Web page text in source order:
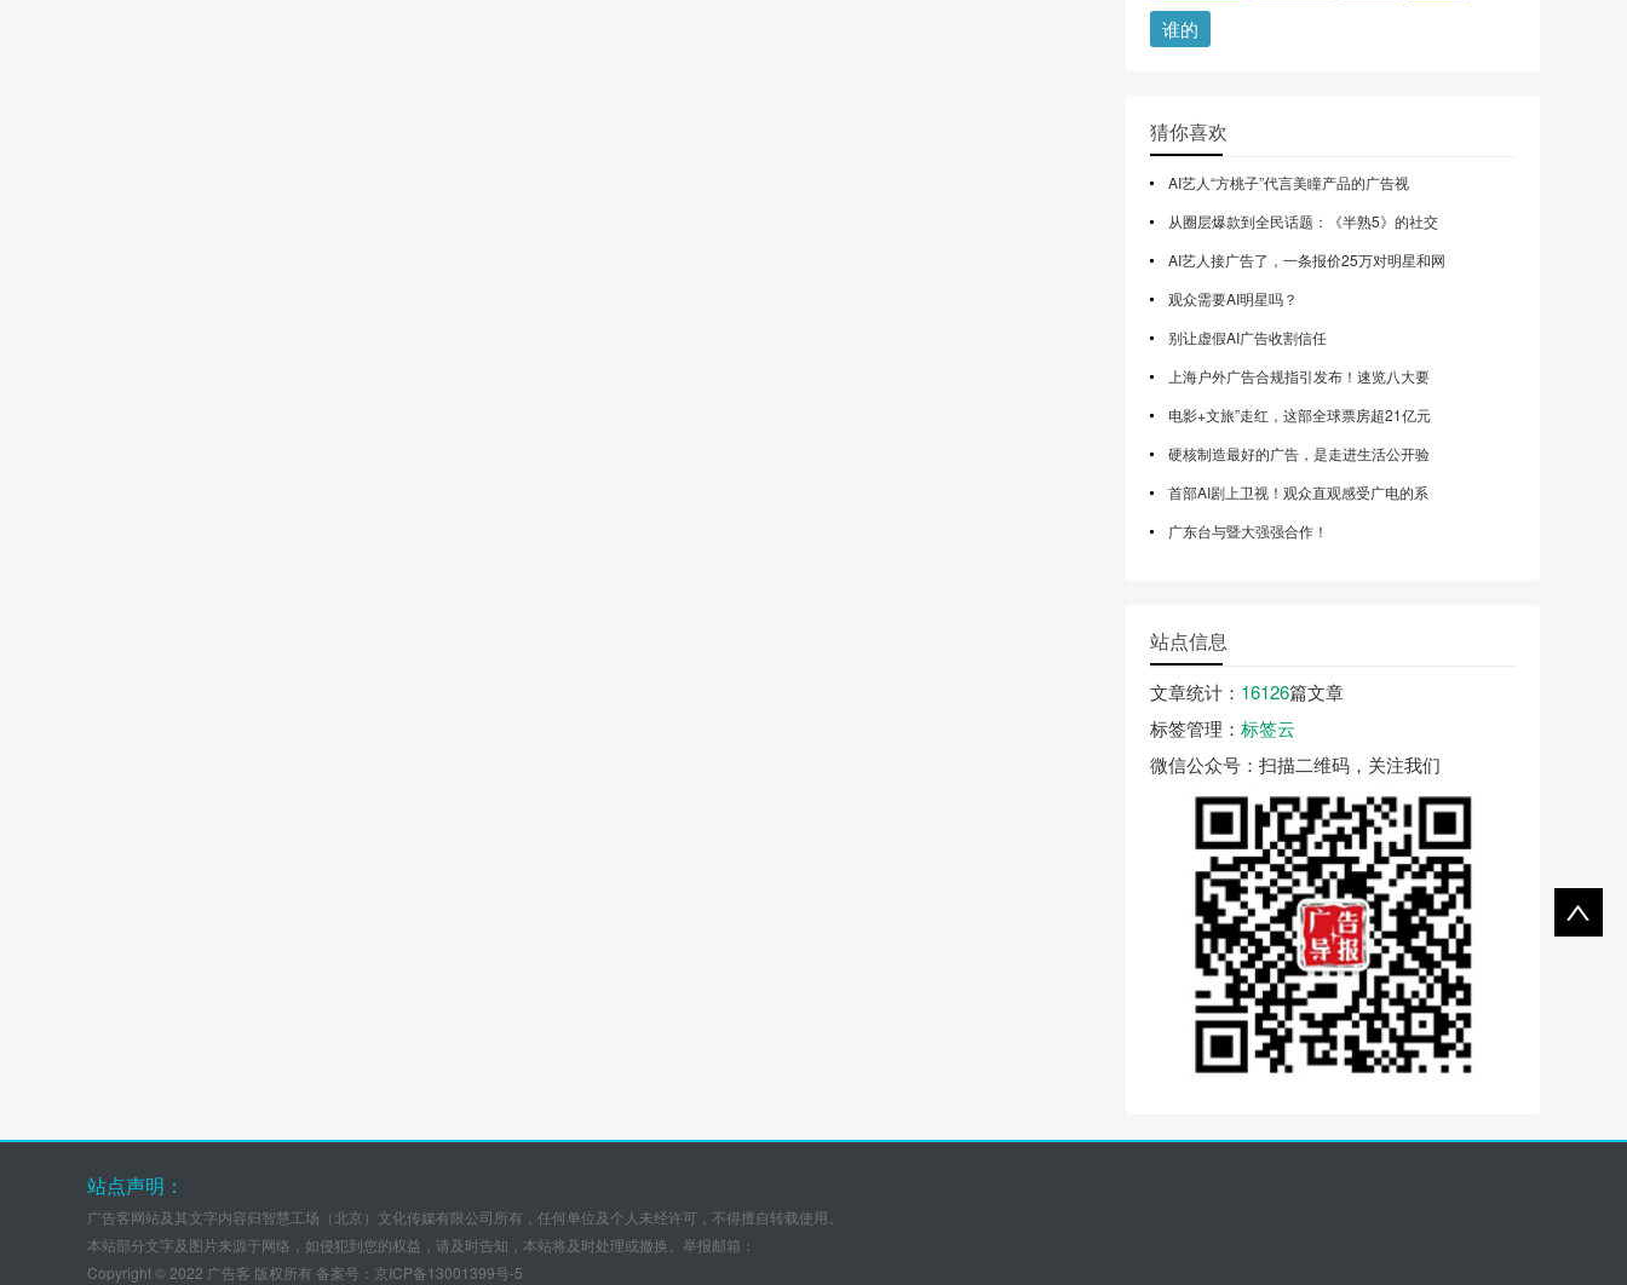
谁的
猜你喜欢
AI艺人“方桃子”代言美瞳产品的广告视
从圈层爆款到全民话题：《半熟5》的社交
AI艺人接广告了，一条报价25万对明星和网
观众需要AI明星吗？
别让虚假AI广告收割信任
上海户外广告合规指引发布！速览八大要
电影+文旅”走红，这部全球票房超21亿元
硬核制造最好的广告，是走进生活公开验
首部AI剧上卫视！观众直观感受广电的系
广东台与暨大强强合作！
站点信息
文章统计 ： 16126篇文章
标签管理 ： 标签云
微信公众号 ：扫描二维码，关注我们
站点声明：
广告客网站及其文字内容归智慧工场（北京）文化传媒有限公司所有，任何单位及个人未经许可，不得擅自转载使用。
本站部分文字及图片来源于网络，如侵犯到您的权益，请及时告知，本站将及时处理或撤换。举报邮箱：
Copyright © 2022 广告客 版权所有 备案号： 京ICP备13001399号-5